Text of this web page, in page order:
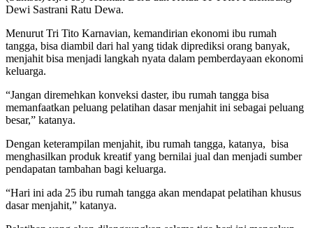
Dewi Sastrani Ratu Dewa.
Menurut Tri Tito Karnavian, kemandirian ekonomi ibu rumah
tangga, bisa diambil dari hal yang tidak diprediksi orang banyak,
menjahit bisa menjadi langkah nyata dalam pemberdayaan ekonomi
keluarga.
“Jangan diremehkan konveksi daster, ibu rumah tangga bisa
memanfaatkan peluang pelatihan dasar menjahit ini sebagai peluang
besar,” katanya.
Dengan keterampilan menjahit, ibu rumah tangga, katanya, bisa
menghasilkan produk kreatif yang bernilai jual dan menjadi sumber
pendapatan tambahan bagi keluarga.
“Hari ini ada 25 ibu rumah tangga akan mendapat pelatihan khusus
dasar menjahit,” katanya.